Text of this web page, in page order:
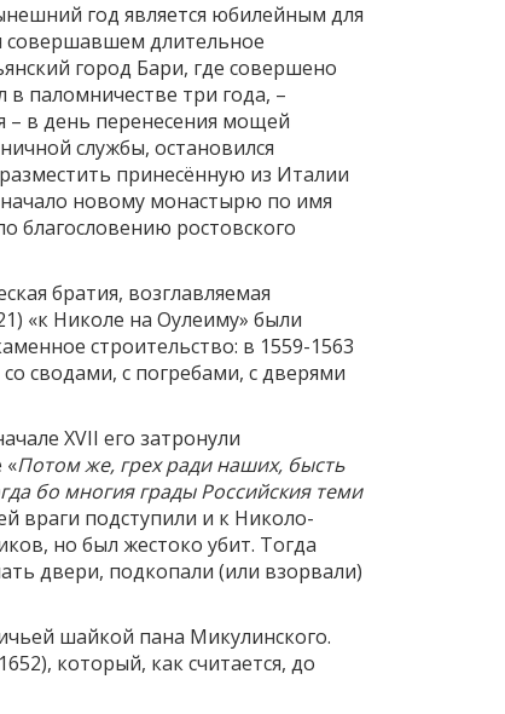
год является юбилейным для
совершавшем длительное
город Бари, где совершено
паломничестве три года, –
– в день перенесения мощей
службы, остановился
принесённую из Италии
новому монастырю по имя
благословению ростовского
братия, возглавляемая
«к Николе на Оулеиму» были
строительство: в 1559-1563
сводами, с погребами, с дверями
XVII его затронули
«Потом же, грех ради наших, бысть
бо многия грады Российския теми
враги подступили и к Николо-
но был жестоко убит. Тогда
двери, подкопали (или взорвали)
шайкой пана Микулинского.
который, как считается, до